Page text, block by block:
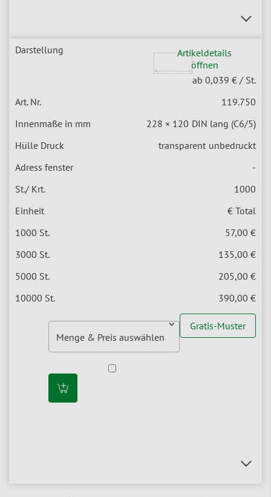
Artikeldetails
öffnen
ab 0,039 € / St.
119.750
228 × 120 DIN lang (C6/5)
transparent unbedruckt
-
1000
€ Total
57,00 €
135,00 €
205,00 €
390,00 €
Gratis-Muster